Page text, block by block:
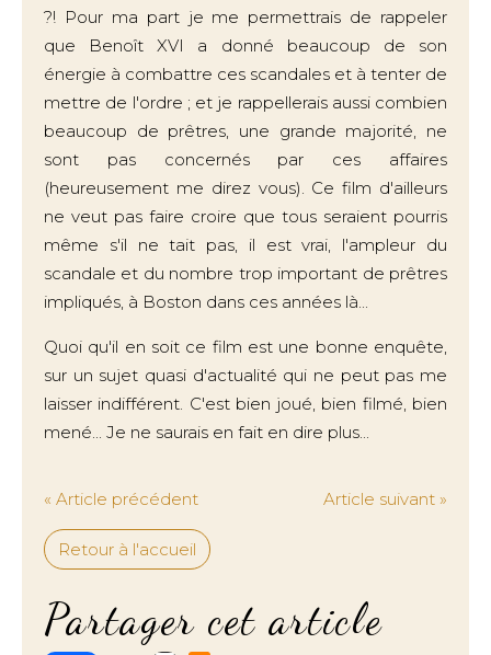
?! Pour ma part je me permettrais de rappeler
que Benoît XVI a donné beaucoup de son
énergie à combattre ces scandales et à tenter de
mettre de l'ordre ; et je rappellerais aussi combien
beaucoup de prêtres, une grande majorité, ne
sont pas concernés par ces affaires
(heureusement me direz vous). Ce film d'ailleurs
ne veut pas faire croire que tous seraient pourris
même s'il ne tait pas, il est vrai, l'ampleur du
scandale et du nombre trop important de prêtres
impliqués, à Boston dans ces années là...
Quoi qu'il en soit ce film est une bonne enquête,
sur un sujet quasi d'actualité qui ne peut pas me
laisser indifférent. C'est bien joué, bien filmé, bien
mené... Je ne saurais en fait en dire plus...
« Article précédent Article suivant »
Retour à l'accueil
Partager cet article